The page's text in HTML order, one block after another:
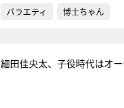
バラエティ 博士ちゃん
細田佳央太、子役時代はオ